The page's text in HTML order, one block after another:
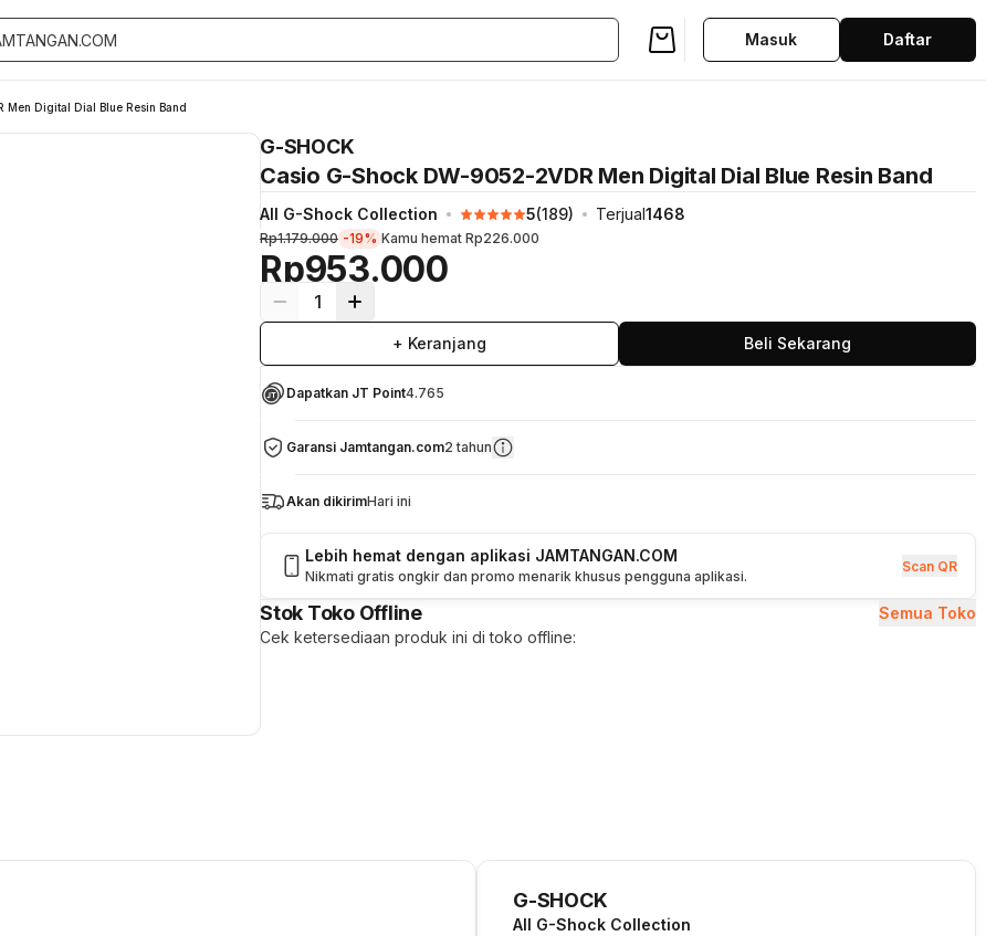
Masuk Daftar
Digital Dial Blue Resin Band
G-SHOCK
Casio G-Shock DW-9052-2VDR Men Digital Dial Blue Resin Band
All G-Shock Collection 5(189) Terjual1468
Rp953.000
Rp1.179.000 -19% Kamu hemat Rp226.000
1
+ Keranjang Beli Sekarang
Dapatkan JT Point4.765
Garansi Jamtangan.com2 tahun
Akan dikirimHari ini
Lebih hemat dengan aplikasi JAMTANGAN.COM
Nikmati gratis ongkir dan promo menarik khusus pengguna aplikasi.
Scan QR
Stok Toko Offline
Semua Toko
Cek ketersediaan produk ini di toko offline:
G-SHOCK
All G-Shock Collection